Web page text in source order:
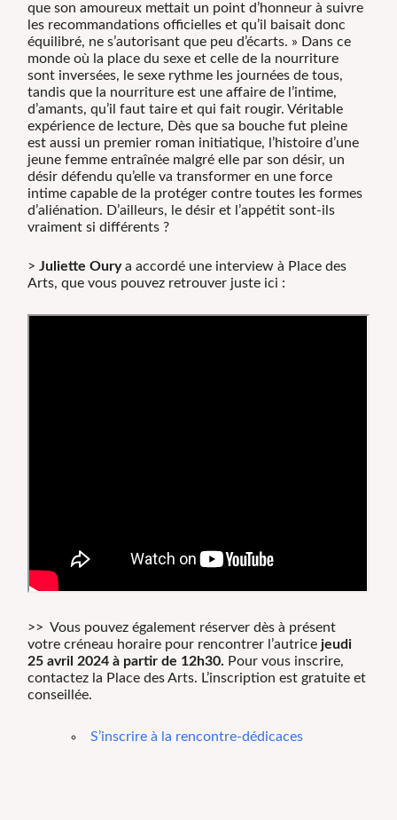
que son amoureux mettait un point d’honneur à suivre
les recommandations officielles et qu’il baisait donc
équilibré, ne s’autorisant que peu d’écarts. » Dans ce
monde où la place du sexe et celle de la nourriture
sont inversées, le sexe rythme les journées de tous,
tandis que la nourriture est une affaire de l’intime,
d’amants, qu’il faut taire et qui fait rougir. Véritable
expérience de lecture, Dès que sa bouche fut pleine
est aussi un premier roman initiatique, l’histoire d’une
jeune femme entraînée malgré elle par son désir, un
désir défendu qu’elle va transformer en une force
intime capable de la protéger contre toutes les formes
d’aliénation. D’ailleurs, le désir et l’appétit sont-ils
vraiment si différents ?
>Juliette Ourya accordé une interview à Place des
Arts, que vous pouvez retrouver juste ici :
>> Vous pouvez également réserver dès à présent
votre créneau horaire pour rencontrer l’autricejeudi
25 avril 2024 à partir de 12h30. Pour vous inscrire,
contactez la Place des Arts. L’inscription est gratuite et
conseillée.
S’inscrire à la rencontre-dédicaces